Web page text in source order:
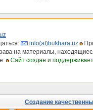
info(at)bukhara.uz
на материалы,
Сайт создан и
Создание